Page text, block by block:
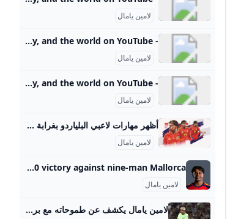
لامين يامال
- YouTube Enjoy the videos and music you love, upload original content, and share it all with friends, family, and the world on YouTube.
لامين يامال
- YouTube Enjoy the videos and music you love, upload original content, and share it all with friends, family, and the world on YouTube.
لامين يامال
أظهر مهارات لاعبي البلياردو بغرابة .. انتقام هانزي فليك من لامين يامال أتى على الطريقة البلغارية! العربية Goal.com ‘بطريقة تليق ببطل أوروبا “يورو 2024”، افتتح المنتخب الإسباني مشواره في التصفيات الأوروبية المؤهلة لكأس العالم 2026 بالفوز أمام بلغاريا بثلاثية نظيفة.’
لامين يامال
Lamine Yamal - Soccer News Rumors & Updates FOX Sports Get the latest Soccer news on Lamine Yamal. Stay up to date with player news, rumors, updates, analysis, social feeds, and more at FOX Sports. Barcelona has fought back from a two-goal deficit to win 3-2 at Levante with a late own-goal by the hosts in the Spanish leagueAUGUST 23•Associated PressAtletico Madrid revamped its already deep squad this summer with its hopes set on mounting a title challenge in La LigaAUGUST 21•Associated PressBarcelona has kicked off its La Liga title defense with a 3-0 victory against nine-man Mallorca.
لامين يامال
لامين يامال يكشف عن طموحاته مع برشلونة والمنتخب الإسباني أكد لامين يامال نجم برشلونة الشاب أنه يحلم بالفوز بالكرة الذهبية، مشيرًا إلى أن وجوده ضمن المرشحين لهذا العام يعتبر إنجازًا كبيرًا في مسيرته المبكرة. الرئيسية رياضة لامين يامال يكشف عن طموحاته مع برشلونة والمنتخب الإسباني لامين يامال يكشف عن طموحاته مع برشلونة والمنتخب الإسباني رياضةمصطفى سيد 02 سبتمبر 2025 المصدر | AFP أكد لامين يامال، نجم برشلونة الصاعد، أن كل لاعب في العالم يحلم بالفوز بالكرة الذهبية، مشيرًا إلى أن وجوده في قائمة المرشحين لهذا العام يعد إنجازًا كبيرًا بالنسبة له، خاصة في ظل عمره الذي لا يتجاوز 18 عامًا.